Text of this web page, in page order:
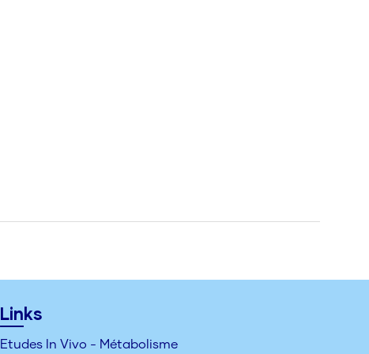
Links
Etudes In Vivo - Métabolisme